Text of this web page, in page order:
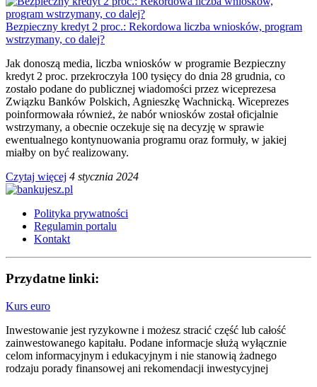
Bezpieczny kredyt 2 proc.: Rekordowa liczba wniosków, program
wstrzymany, co dalej?
Jak donoszą media, liczba wniosków w programie Bezpieczny
kredyt 2 proc. przekroczyła 100 tysięcy do dnia 28 grudnia, co
zostało podane do publicznej wiadomości przez wiceprezesa
Związku Banków Polskich, Agnieszkę Wachnicką. Wiceprezes
poinformowała również, że nabór wniosków został oficjalnie
wstrzymany, a obecnie oczekuje się na decyzję w sprawie
ewentualnego kontynuowania programu oraz formuły, w jakiej
miałby on być realizowany.
Czytaj więcej 4 stycznia 2024
Polityka prywatności
Regulamin portalu
Kontakt
Przydatne linki:
Kurs euro
Inwestowanie jest ryzykowne i możesz stracić część lub całość
zainwestowanego kapitału. Podane informacje służą wyłącznie
celom informacyjnym i edukacyjnym i nie stanowią żadnego
rodzaju porady finansowej ani rekomendacji inwestycyjnej